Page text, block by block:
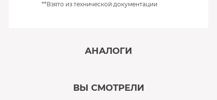
**Взято из технической документации
АНАЛОГИ
ВЫ СМОТРЕЛИ